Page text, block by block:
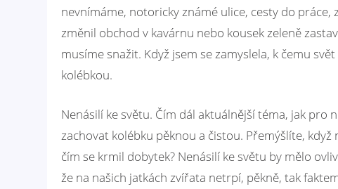
nevnímáme, notoricky známé ulice, cesty do práce,
změnil obchod v kavárnu nebo kousek zeleně
musíme snažit. Když jsem se zamyslela, k čemu
kolébkou.
Nenásilí ke světu. Čím dál aktuálnější téma, jak pro
zachovat kolébku pěknou a čistou. Přemýšlíte,
čím se krmil dobytek? Nenásilí ke světu by mělo
že na našich jatkách zvířata netrpí, pěkně, tak